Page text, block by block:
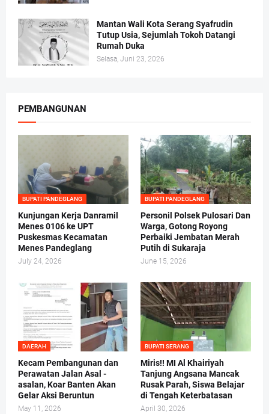
Mantan Wali Kota Serang Syafrudin
Tutup Usia, Sejumlah Tokoh Datangi
Rumah Duka
Selasa, Juni 23, 2026
PEMBANGUNAN
BUPATI PANDEGLANG
Kunjungan Kerja Danramil
Menes 0106 ke UPT
Puskesmas Kecamatan
Menes Pandeglang
July 24, 2026
BUPATI PANDEGLANG
Personil Polsek Pulosari Dan
Warga, Gotong Royong
Perbaiki Jembatan Merah
Putih di Sukaraja
June 15, 2026
DAERAH
Kecam Pembangunan dan
Perawatan Jalan Asal -
asalan, Koar Banten Akan
Gelar Aksi Beruntun
May 11, 2026
BUPATI SERANG
Miris!! MI Al Khairiyah
Tanjung Angsana Mancak
Rusak Parah, Siswa Belajar
di Tengah Keterbatasan
April 30, 2026